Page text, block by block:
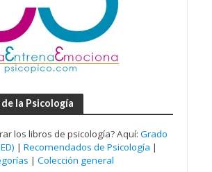
la Psicología
los libros de psicología? Aquí: Grado
| Recomendados de Psicología |
| Colección general